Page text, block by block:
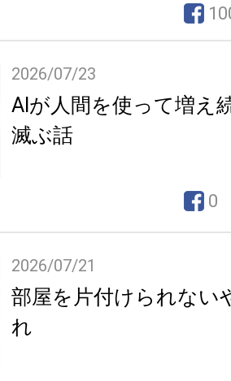
2026/07/23
AIが人間を使って増え
滅ぶ話
0
2026/07/21
部屋を片付けられない
れ